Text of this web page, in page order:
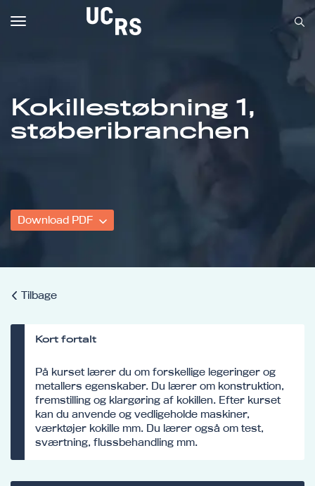
Om UCRS
Kokillestøbning 1,
støberibranchen
Download PDF
Tilbage
Kort fortalt
På kurset lærer du om forskellige legeringer og
metallers egenskaber. Du lærer om konstruktion,
fremstilling og klargøring af kokillen. Efter kurset
kan du anvende og vedligeholde maskiner,
værktøjer kokille mm. Du lærer også om test,
sværtning, flussbehandling mm.